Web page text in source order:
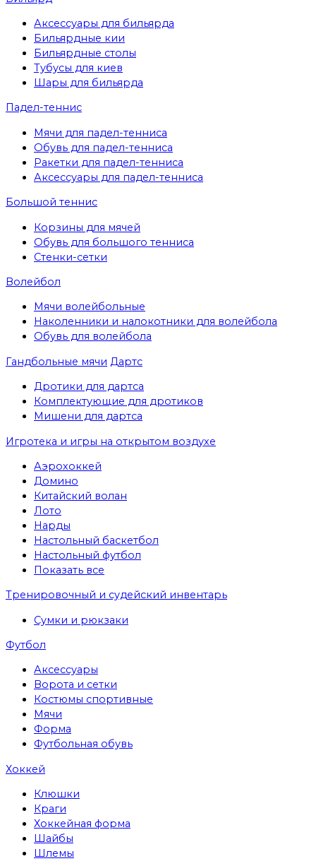
Аксессуары для бильярда
Бильярдные кии
Бильярдные столы
Тубусы для киев
Шары для бильярда
Падел-теннис
Мячи для падел-тенниса
Обувь для падел-тенниса
Ракетки для падел-тенниса
Аксессуары для падел-тенниса
Большой теннис
Корзины для мячей
Обувь для большого тенниса
Стенки-сетки
Волейбол
Мячи волейбольные
Наколенники и налокотники для волейбола
Обувь для волейбола
Гандбольные мячи Дартс
Дротики для дартса
Комплектующие для дротиков
Мишени для дартса
Игротека и игры на открытом воздухе
Аэрохоккей
Домино
Китайский волан
Лото
Нарды
Настольный баскетбол
Настольный футбол
Показать все
Тренировочный и судейский инвентарь
Сумки и рюкзаки
Футбол
Аксессуары
Ворота и сетки
Костюмы спортивные
Мячи
Форма
Футбольная обувь
Хоккей
Клюшки
Краги
Хоккейная форма
Шайбы
Шлемы